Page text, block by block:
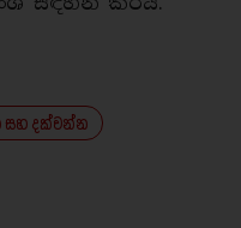
සහ දක්වන්න